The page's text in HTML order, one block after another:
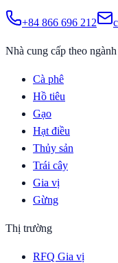
+84 866 696 212
Nhà cung cấp theo ngành
Cà phê
Hồ tiêu
Gạo
Hạt điều
Thủy sản
Trái cây
Gia vị
Gừng
Thị trường
RFQ Gia vị